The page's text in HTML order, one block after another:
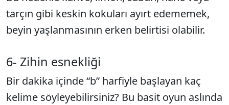
tarçın gibi keskin kokuları ayırt edememek,
beyin yaşlanmasının erken belirtisi olabilir.
6- Zihin esnekliği
Bir dakika içinde “b” harfiyle başlayan kaç
kelime söyleyebilirsiniz? Bu basit oyun aslında